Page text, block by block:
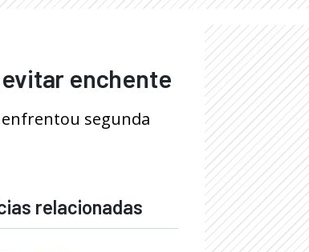
enchente
enfrentou segunda
relacionadas